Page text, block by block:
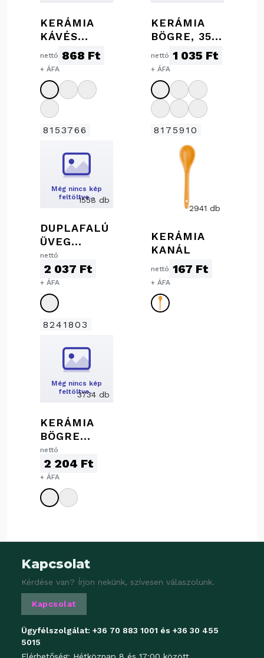
KERÁMIA
KÁVÉS
BÖGRE, 300
ML
nettó 868 Ft
+ ÁFA
KERÁMIA
BÖGRE, 350
ML
nettó 1 035 Ft
+ ÁFA
8153766
Még nincs kép
feltöltve…1558 db
DUPLAFALÚ
ÜVEG
POHÁR, 350
ML
nettó
2 037 Ft
+ ÁFA
8175910
2941 db
KERÁMIA
KANÁL
nettó 167 Ft
+ ÁFA
8241803
Még nincs kép
feltöltve…3734 db
KERÁMIA
BÖGRE
PARAFA
ALJJAL, 350
ML
nettó
2 204 Ft
+ ÁFA
Kapcsolat
Kérdése van? Írjon nekünk, szívesen válaszolunk.
Kapcsolat
Ügyfélszolgálat: +36 70 883 1001 és +36 30 455
5015
Elérhetőség: Hétköznap 8 és 17:00 között.